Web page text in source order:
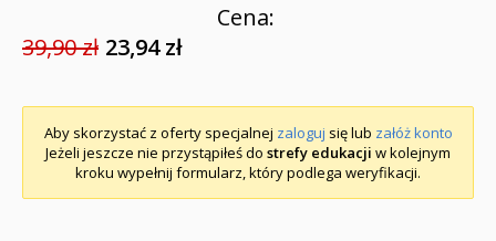
Cena:
39,90 zł 23,94 zł
Aby skorzystać z oferty specjalnej zaloguj się lub załóż konto
Jeżeli jeszcze nie przystąpiłeś do strefy edukacji w kolejnym
kroku wypełnij formularz, który podlega weryfikacji.